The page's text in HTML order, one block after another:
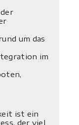
um das
im
ist ein
der viel